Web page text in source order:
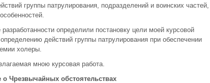
группы патрулирования, подразделений и воинских частей,
определили постановку цели моей курсовой
действий группы патрулирования при обеспечении
холеры.
мною курсовая работа.
Чрезвычайных обстоятельствах